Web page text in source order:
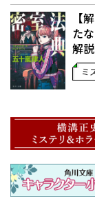
【
た
解
ミ